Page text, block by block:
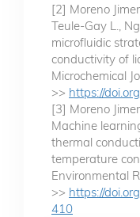
[2] Moreno
Teule-Gay L.,
microfluidic
conductivity of
Microchemical
>> https://
[3] Moreno
Machine
thermal
temperature
Environmental
>> https://
410